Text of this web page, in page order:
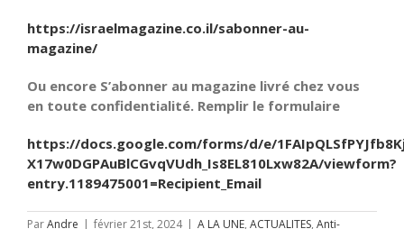
https://israelmagazine.co.il/sabonner-au-
magazine/
Ou encore S’abonner au magazine livré chez vous
en toute confidentialité. Remplir le formulaire
https://docs.google.com/forms/d/e/
X17w0DGPAuBlCGvqVUdh_Is8EL810Lxw82A/viewform?
entry.1189475001=Recipient_Email
ParAndre | février 21st, 2024 | A LA UNE, ACTUALITES, Anti-